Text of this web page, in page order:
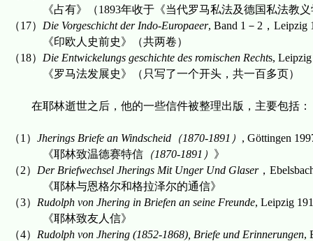
《占有》（1893年收于《当代罗马私法及德国私法教
（17） Die Vorgeschicht der Indo-Europaeer, Band 1 － 2 ， Leipzig
《印欧人史前史》（共两卷）
（18） Die Entwickelungs geschichte des romischen Rechts,
《罗马法发展史》（只写了一个开头，共一百多页）
在耶林逝世之后，他的一些信件被整理出版，主要包括：
（1 ） Jherings Briefe an Windscheid（1870-1891 ） , Göttingen
《耶林致温德赛特信（1870-1891 ） 》
（2） Der Briefwechsel Jherings Mit Unger Und Glaser，
《耶林与恩格尔和格拉泽尔的通信》
（3） Rudolph von Jhering in Briefen an seine Freunde, Leipzig
《耶林致友人信》
（4） Rudolph von Jhering (1852-1868), Briefe und Erinnerungen,